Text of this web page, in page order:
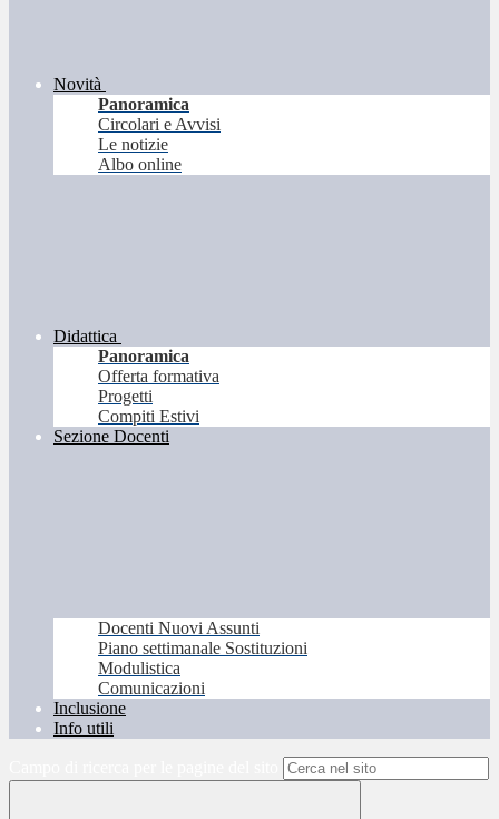
Novità
Panoramica
Circolari e Avvisi
Le notizie
Albo online
Didattica
Panoramica
Offerta formativa
Progetti
Compiti Estivi
Sezione Docenti
Docenti Nuovi Assunti
Piano settimanale Sostituzioni
Modulistica
Comunicazioni
Inclusione
Info utili